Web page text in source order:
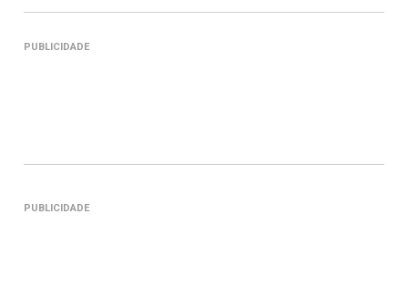
PUBLICIDADE
PUBLICIDADE